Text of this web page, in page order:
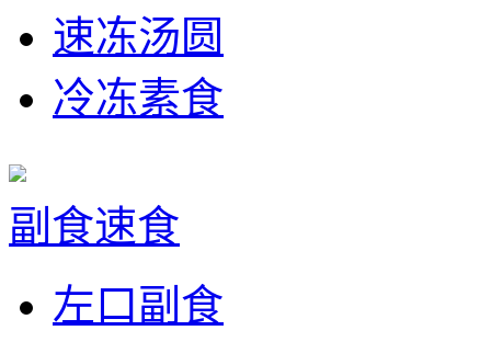
速冻汤圆
冷冻素食
副食速食
左口副食